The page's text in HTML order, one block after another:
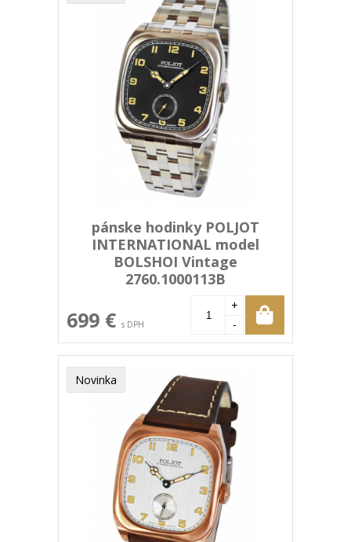
pánske hodinky POLJOT
INTERNATIONAL model
BOLSHOI Vintage
2760.1000113B
699 € s DPH
+
-
Novinka